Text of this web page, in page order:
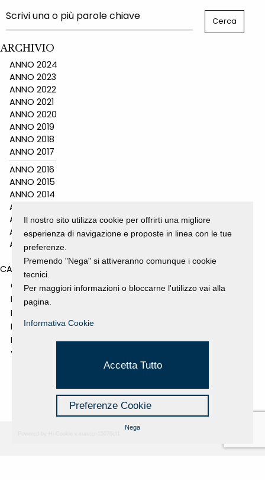
ARCHIVIO
ANNO 2024
ANNO 2023
ANNO 2022
ANNO 2021
ANNO 2020
ANNO 2019
ANNO 2018
ANNO 2017
ANNO 2016
ANNO 2015
ANNO 2014
ANNO 2011
ANNO 2010
ANNO 2009
ANNO 2008
CATEGORIES
GALLERY
MOSTRE E EVENTI
NEWS
PROGETTI SOSTENUTI
RASSEGNA STAMPA
VIDEO
Il nostro sito utilizza cookie per offrirti una migliore
esperienza di navigazione e proposte in linea con le tue
preferenze.
Premendo "Nega" si attiveranno comunque i cookie
tecnici.
Per maggiori informazioni o bloccarne l'utilizzo vai alla
pagina.
Informativa Cookie
Accetta Tutto
Preferenze Cookie
Nega